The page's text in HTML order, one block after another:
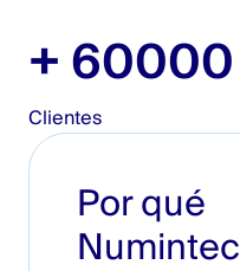
+ 60000
Clientes
Por qué
Numintec